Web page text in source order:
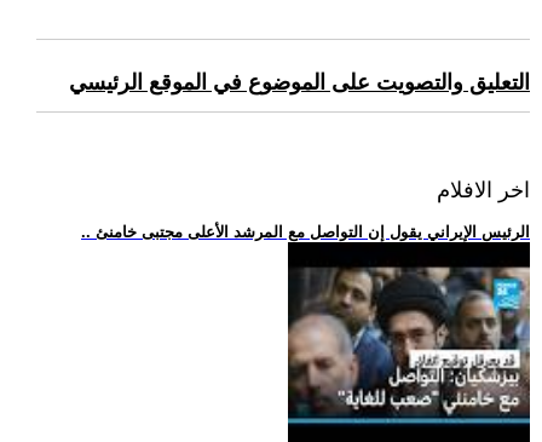
التعليق والتصويت على الموضوع في الموقع الرئيسي
اخر الافلام
.. الرئيس الإيراني يقول إن التواصل مع المرشد الأعلى مجتبى خامنئ